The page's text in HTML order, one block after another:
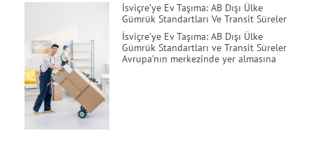
İsviçre’ye Ev Taşıma: AB Dışı Ülke
Gümrük Standartları Ve Transit Süreler
İsviçre’ye Ev Taşıma: AB Dışı Ülke
Gümrük Standartları ve Transit Süreler
Avrupa’nın merkezinde yer almasına